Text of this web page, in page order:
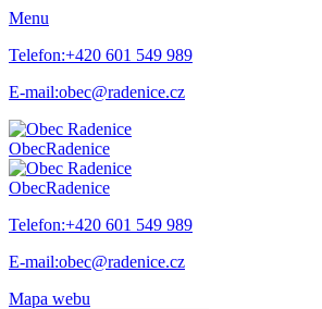
Menu
Telefon:+420 601 549 989
E-mail:obec@radenice.cz
ObecRadenice
ObecRadenice
Telefon:+420 601 549 989
E-mail:obec@radenice.cz
Mapa webu